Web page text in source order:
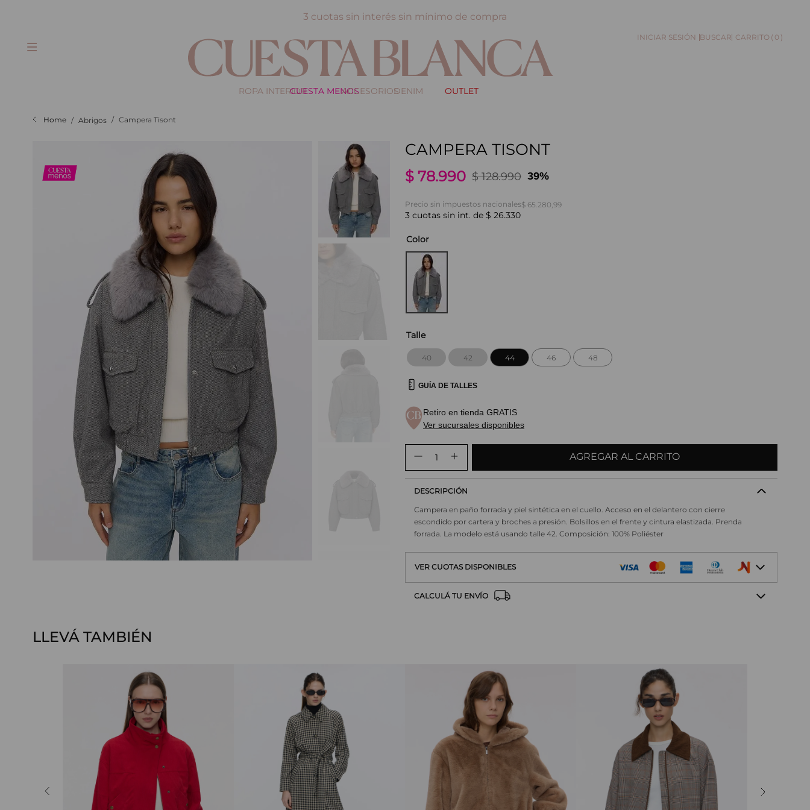
3 cuotas sin interés sin mínimo de compra
ROPA INTERIORCUESTA MENOSACCESORIOSDENIM OUTLET
BUSCAR 0
Abrigos Campera Tisont
CAMPERA TISONT
$ 78.990 $ 128.990 39%
Precio sin impuestos nacionales$ 65.280,99
3 cuotas sin int. de $ 26.330
Color
Talle
40 42 44 46 48
GUÍA DE TALLES
Retiro en tienda GRATIS
Ver sucursales disponibles
AGREGAR AL CARRITO
DESCRIPCIÓN
Campera en paño forrada y piel sintética en el cuello. Acceso en el delantero con cierre
escondido por cartera y broches a presión. Bolsillos en el frente y cintura elastizada. Prenda
forrada. La modelo está usando talle 42. Composición: 100% Poliéster
VER CUOTAS DISPONIBLES
CALCULÁ TU ENVÍO
LLEVÁ TAMBIÉN